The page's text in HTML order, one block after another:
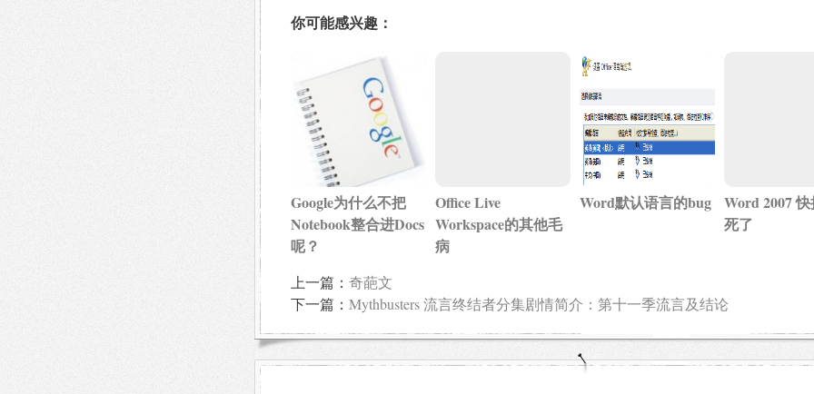
你可能感兴趣：
Google为什么不把
Notebook整合进Docs
呢？
Office Live
Workspace的其他毛
病
Word默认语言的bug
Word 2007
死了
上一篇： 奇葩文
下一篇： Mythbusters 流言终结者分集剧情简介：第十一季流言及结论